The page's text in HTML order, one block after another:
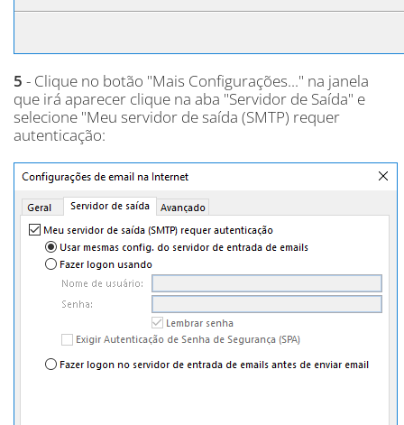
5 - Clique no botão "Mais Configurações..." na janela
que irá aparecer clique na aba "Servidor de Saída" e
selecione "Meu servidor de saída (SMTP) requer
autenticação: